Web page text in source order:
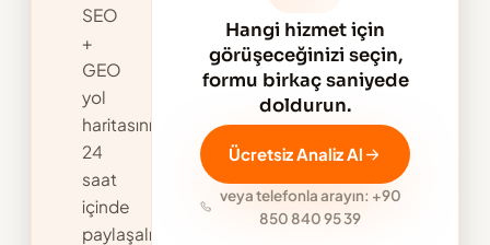
SEO
+
GEO
yol
haritasını
24
saat
içinde
paylaşalım.
Hangi hizmet için
görüşeceğinizi seçin,
formu birkaç saniyede
doldurun.
Ücretsiz Analiz Al
veya telefonla arayın: +90
850 840 95 39